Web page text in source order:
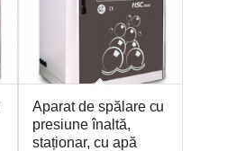
Aparat de spălare cu
presiune înaltă,
staționar, cu apă